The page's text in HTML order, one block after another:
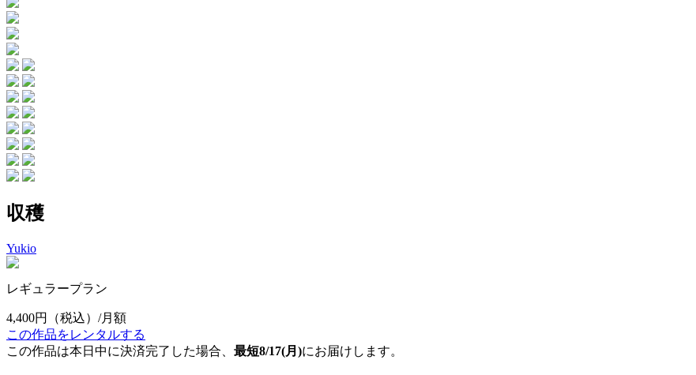
収穫
Yukio
レギュラープラン
4,400円
（税込）/月額
この作品をレンタルする
この作品は本日中に決済完了した場合、 最短8/17(月)にお届けします。